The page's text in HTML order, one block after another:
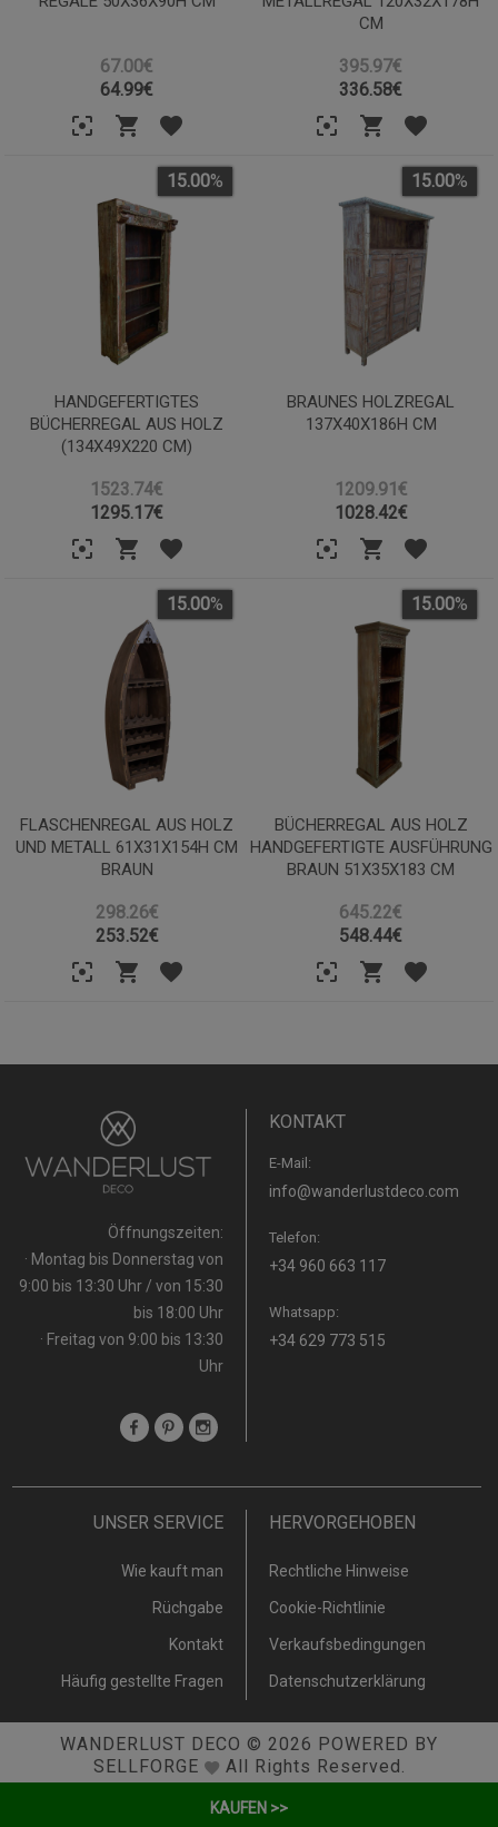
KAUFEN >>
67.00€
64.99€
CM
395.97€
336.58€
HANDGEFERTIGTES
BÜCHERREGAL AUS HOLZ
(134X49X220 CM)
1523.74€
15.00%
1295.17€
BRAUNES HOLZREGAL
137X40X186H CM
1209.91€
15.00%
1028.42€
FLASCHENREGAL AUS HOLZ
UND METALL 61X31X154H CM
BRAUN
298.26€
15.00%
253.52€
BÜCHERREGAL AUS HOLZ
HANDGEFERTIGTE AUSFÜHRUNG
BRAUN 51X35X183 CM
645.22€
15.00%
548.44€
Öffnungszeiten:
· Montag bis Donnerstag von
9:00 bis 13:30 Uhr / von 15:30
bis 18:00 Uhr
· Freitag von 9:00 bis 13:30
Uhr
KONTAKT
E-Mail:
info@wanderlustdeco.com
Telefon:
+34 960 663 117
Whatsapp:
+34 629 773 515
UNSER SERVICE
Wie kauft man
Rüchgabe
Kontakt
Häufig gestellte Fragen
HERVORGEHOBEN
Rechtliche Hinweise
Cookie-Richtlinie
Verkaufsbedingungen
Datenschutzerklärung
WANDERLUST DECO © 2026 POWERED BY
SELLFORGE
All Rights Reserved.